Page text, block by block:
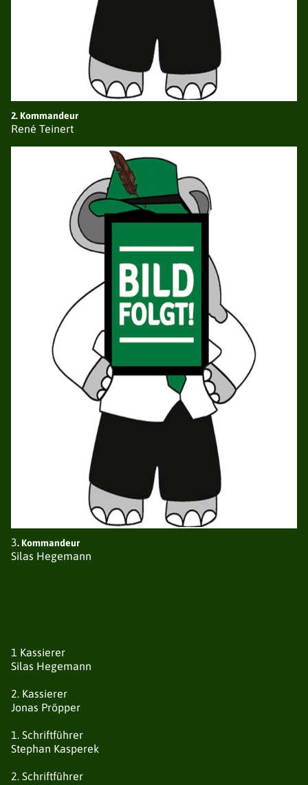
2. Kommandeur
René Teinert
3. Kommandeur
Silas Hegemann
1 Kassierer
Silas Hegemann
2. Kassierer
Jonas Pröpper
1. Schriftführer
Stephan Kasperek
2. Schriftführer
SCHIESSORDNUNG
ERGEBNISSE RUNDENWETTKÄMPFE
ERGEBNISSE STADTMEISTERSCHAFTEN
ERGEBNISSE KAISERPOKAL
ERGEBNISSE POKALSCHIESSEN
TERMINE
STADTKAISERSCHIESSEN
HALLENVERMIETUNG